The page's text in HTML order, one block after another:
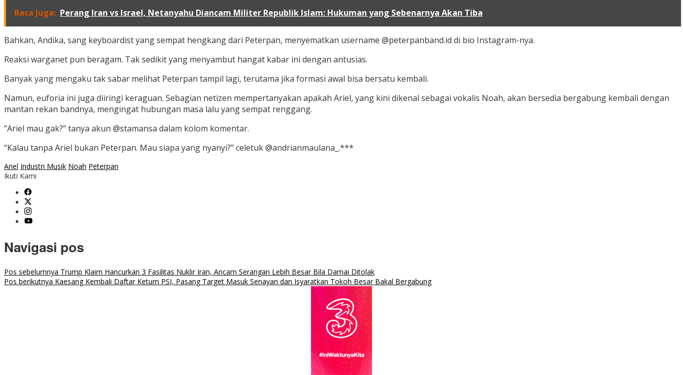
Baca Juga: Perang Iran vs Israel, Netanyahu Diancam Militer Republik Islam: Hukuman yang Sebenarnya Akan Tiba
Bahkan, Andika, sang keyboardist yang sempat hengkang dari Peterpan, menyematkan username @peterpanband.id di bio Instagram-nya.
Reaksi warganet pun beragam. Tak sedikit yang menyambut hangat kabar ini dengan antusias.
Banyak yang mengaku tak sabar melihat Peterpan tampil lagi, terutama jika formasi awal bisa bersatu kembali.
Namun, euforia ini juga diiringi keraguan. Sebagian netizen mempertanyakan apakah Ariel, yang kini dikenal sebagai vokalis Noah, akan bersedia bergabung kembali dengan
mantan rekan bandnya, mengingat hubungan masa lalu yang sempat renggang.
“Ariel mau gak?” tanya akun @stamansa dalam kolom komentar.
“Kalau tanpa Ariel bukan Peterpan. Mau siapa yang nyanyi?” celetuk @andrianmaulana_.***
Ariel Industri Musik Noah Peterpan
Ikuti Kami
Navigasi pos
Pos sebelumnya Trump Klaim Hancurkan 3 Fasilitas Nuklir Iran, Ancam Serangan Lebih Besar Bila Damai Ditolak
Pos berikutnya Kaesang Kembali Daftar Ketum PSI, Pasang Target Masuk Senayan dan Isyaratkan Tokoh Besar Bakal Bergabung